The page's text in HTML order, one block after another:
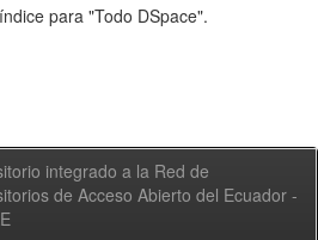
para "Todo DSpace".
integrado a la Red de
de Acceso Abierto del Ecuador -